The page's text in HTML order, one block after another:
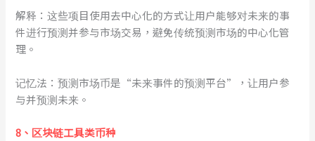
解释：这些项目使用去中心化的方式让用户能够对未来的事
件进行预测并参与市场交易，避免传统预测市场的中心化管
理。
记忆法：预测市场币是“未来事件的预测平台”，让用户参
与并预测未来。
8 、 区块链工具类币种